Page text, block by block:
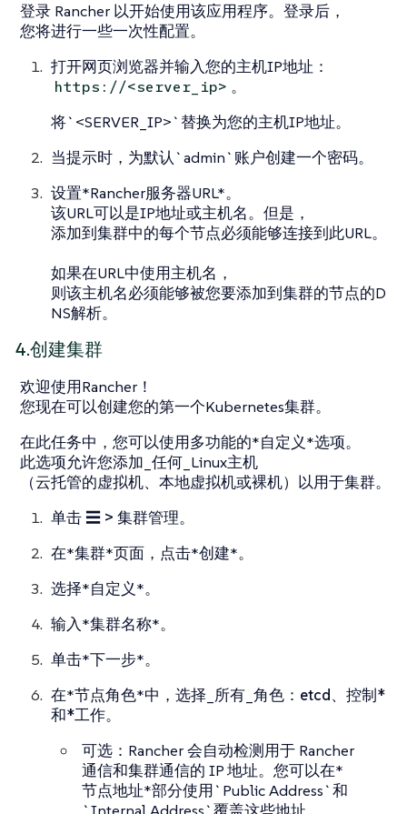
登录 Rancher 以开始使用该应用程序。登录后，
您将进行一些一次性配置。
打开网页浏览器并输入您的主机IP地址：
https://<server_ip> 。
将`<SERVER_IP>`替换为您的主机IP地址。
当提示时，为默认`admin`账户创建一个密码。
设置*Rancher服务器URL*。
该URL可以是IP地址或主机名。但是，
添加到集群中的每个节点必须能够连接到此URL。
如果在URL中使用主机名，
则该主机名必须能够被您要添加到集群的节点的D
NS解析。
4.创建集群
欢迎使用Rancher！
您现在可以创建您的第一个Kubernetes集群。
在此任务中，您可以使用多功能的*自定义*选项。
此选项允许您添加_任何_Linux主机
（云托管的虚拟机、本地虚拟机或裸机）以用于集群。
单击 ☰ > 集群管理。
在*集群*页面，点击*创建*。
选择*自定义*。
输入*集群名称*。
单击*下一步*。
在*节点角色*中，选择_所有_角色： etcd、 控制*
和*工作。
可选 ：Rancher 会自动检测用于 Rancher
通信和集群通信的 IP 地址。您可以在*
节点地址*部分使用`Public Address`和